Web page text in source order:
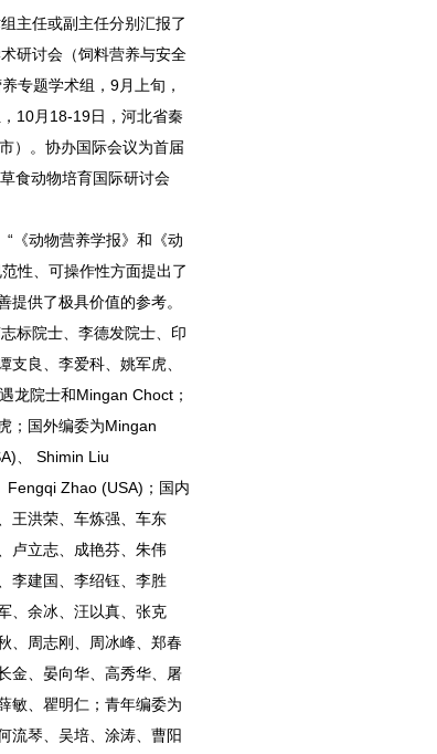
主任或副主任分别汇报了
研讨会（饲料营养与安全
专题学术组，9月上旬，
10月18-19日，河北省秦
）。协办国际会议为首届
食动物培育国际研讨会
“《动物营养学报》和《动
性、可操作性方面提出了
供了极具价值的参考。
标院士、李德发院士、印
良、李爱科、姚军虎、
龙院士和Mingan Choct；
；国外编委为Mingan
、 Shimin Liu
Fengqi Zhao (USA)；国内
王洪荣、车炼强、车东
卢立志、成艳芬、朱伟
李建国、李绍钰、李胜
、余冰、汪以真、张克
、周志刚、周冰峰、郑春
金、晏向华、高秀华、屠
敏、瞿明仁；青年编委为
流琴、吴培、涂涛、曹阳